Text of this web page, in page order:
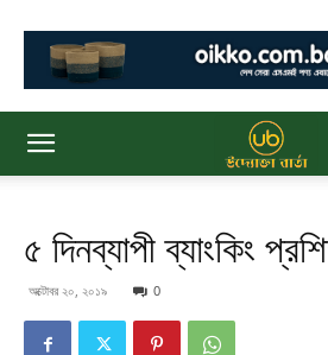
৫ দিনব্যাপী ব্যাংকিং
অক্টোবর ২০, ২০১৯ 0